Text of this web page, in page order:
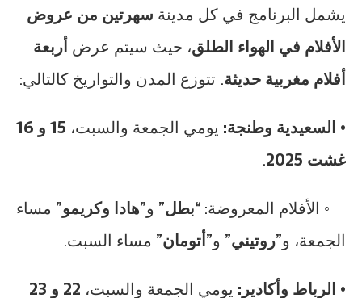
يشمل البرنامج في كل مدينة سهرتين من عروض
الأفلام في الهواء الطلق، حيث سيتم عرضأربعة
أفلام مغربية حديثة. تتوزع المدن والتواريخ كالتالي:
• السعيدية وطنجة: يومي الجمعة والسبت،
15 و 16
غشت 2025
.
◦ الأفلام المعروضة: “بطل” و”هادا وكريمو” مساء
الجمعة، و”روتيني” و”أتومان” مساء السبت.
• الرباط وأكادير: يومي الجمعة والسبت، 22 و 23